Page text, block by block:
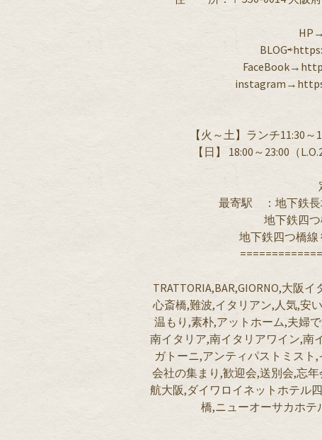
【火～土】ランチ11:30～
【日】 18:00～23:00（
最寄駅 ：地下鉄長
地下鉄四
地下鉄四つ橋
TRATTORIA,BAR,GIORNO,大阪
心斎橋,難波,イタリアン,人気,安
温もり,素朴,アットホーム,夫婦
南イタリア,南イタリアワイン,南
ガトーニ,アンティパストミスト
会社の集まり,歓迎会,送別会,忘
航大阪,ダイワロイネットホテル
橋,ニューオーサカホテ